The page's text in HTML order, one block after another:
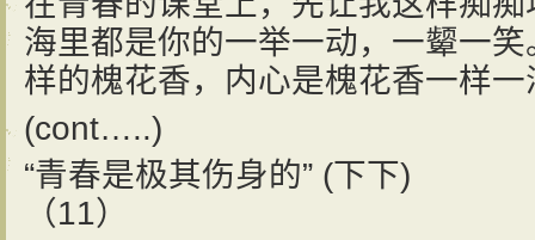
海里都是你的一举一动，一颦一
样的槐花香，内心是槐花香一样
(cont…..)
“青春是极其伤身的” (下下)
（11）